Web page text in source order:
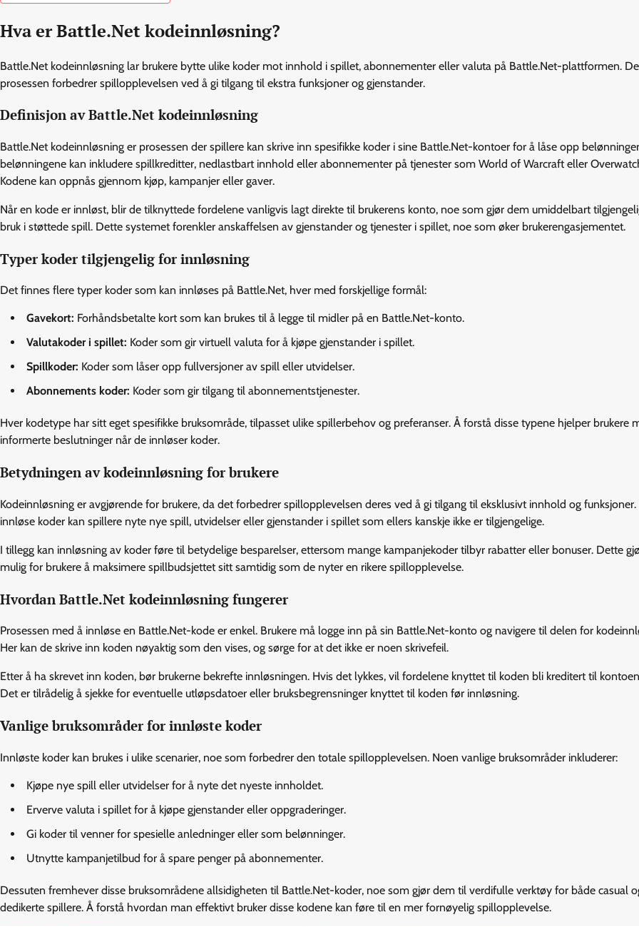
Hva er Battle.Net kodeinnløsning?
Battle.Net kodeinnløsning lar brukere bytte ulike koder mot innhold i spillet, abonnementer eller valuta på Battle.Net-plattformen.
prosessen forbedrer spillopplevelsen ved å gi tilgang til ekstra funksjoner og gjenstander.
Definisjon av Battle.Net kodeinnløsning
Battle.Net kodeinnløsning er prosessen der spillere kan skrive inn spesifikke koder i sine Battle.Net-kontoer for å låse opp
belønningene kan inkludere spillkreditter, nedlastbart innhold eller abonnementer på tjenester som World of Warcraft eller
Kodene kan oppnås gjennom kjøp, kampanjer eller gaver.
Når en kode er innløst, blir de tilknyttede fordelene vanligvis lagt direkte til brukerens konto, noe som gjør dem umiddelbart
bruk i støttede spill. Dette systemet forenkler anskaffelsen av gjenstander og tjenester i spillet, noe som øker brukerengasjementet.
Typer koder tilgjengelig for innløsning
Det finnes flere typer koder som kan innløses på Battle.Net, hver med forskjellige formål:
Gavekort: Forhåndsbetalte kort som kan brukes til å legge til midler på en Battle.Net-konto.
Valutakoder i spillet: Koder som gir virtuell valuta for å kjøpe gjenstander i spillet.
Spillkoder: Koder som låser opp fullversjoner av spill eller utvidelser.
Abonnements koder: Koder som gir tilgang til abonnementstjenester.
Hver kodetype har sitt eget spesifikke bruksområde, tilpasset ulike spillerbehov og preferanser. Å forstå disse typene hjelper brukere
informerte beslutninger når de innløser koder.
Betydningen av kodeinnløsning for brukere
Kodeinnløsning er avgjørende for brukere, da det forbedrer spillopplevelsen deres ved å gi tilgang til eksklusivt innhold og funksjoner.
innløse koder kan spillere nyte nye spill, utvidelser eller gjenstander i spillet som ellers kanskje ikke er tilgjengelige.
I tillegg kan innløsning av koder føre til betydelige besparelser, ettersom mange kampanjekoder tilbyr rabatter eller bonuser. Dette
mulig for brukere å maksimere spillbudsjettet sitt samtidig som de nyter en rikere spillopplevelse.
Hvordan Battle.Net kodeinnløsning fungerer
Prosessen med å innløse en Battle.Net-kode er enkel. Brukere må logge inn på sin Battle.Net-konto og navigere til delen for
Her kan de skrive inn koden nøyaktig som den vises, og sørge for at det ikke er noen skrivefeil.
Etter å ha skrevet inn koden, bør brukerne bekrefte innløsningen. Hvis det lykkes, vil fordelene knyttet til koden bli kreditert til
Det er tilrådelig å sjekke for eventuelle utløpsdatoer eller bruksbegrensninger knyttet til koden før innløsning.
Vanlige bruksområder for innløste koder
Innløste koder kan brukes i ulike scenarier, noe som forbedrer den totale spillopplevelsen. Noen vanlige bruksområder inkluderer:
Kjøpe nye spill eller utvidelser for å nyte det nyeste innholdet.
Erverve valuta i spillet for å kjøpe gjenstander eller oppgraderinger.
Gi koder til venner for spesielle anledninger eller som belønninger.
Utnytte kampanjetilbud for å spare penger på abonnementer.
Dessuten fremhever disse bruksområdene allsidigheten til Battle.Net-koder, noe som gjør dem til verdifulle verktøy for både casual
dedikerte spillere. Å forstå hvordan man effektivt bruker disse kodene kan føre til en mer fornøyelig spillopplevelse.